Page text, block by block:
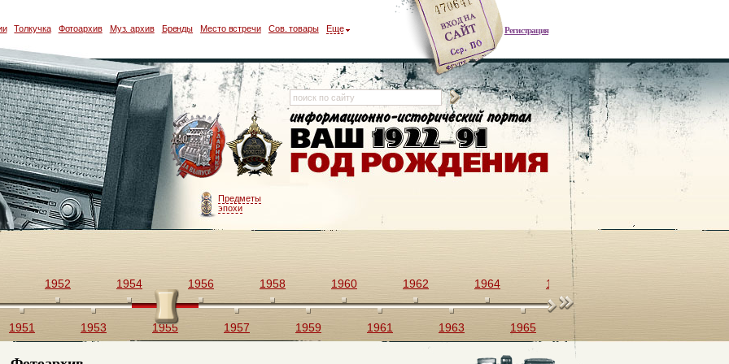
Регистрация
Толкучка Фотоархив Муз. архив Бренды Место встречи Сов. товары Еще
Предметы
эпохи
1951
1952
1953
1954
1955
1956
1957
1958
1959
1960
1961
1962
1963
1964
1965
1966